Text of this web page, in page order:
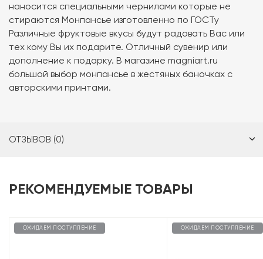
наносится специальными чернилами которые не
стираются Монпансье изготовленно по ГОСТу
Различные фруктовые вкусы будут радовать Вас или
тех кому Вы их подарите. Отличный сувенир или
дополнение к подарку. В магазине magniart.ru
большой выбор монпансье в жестяных баночках с
авторскими принтами.
ОТЗЫВОВ (0)
РЕКОМЕНДУЕМЫЕ ТОВАРЫ
ОЖИДАЕМ ПОСТУПЛЕНИЕ ОЖИДАЕМ ПОСТУПЛЕНИЕ